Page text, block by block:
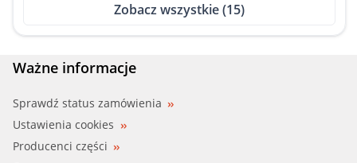
OPEL (13 04 660)
OPEL (13 04 666)
Zobacz wszystkie (15)
Ważne informacje
Sprawdź status zamówienia
Ustawienia cookies
Producenci części